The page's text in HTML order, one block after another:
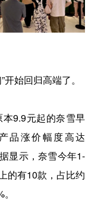
始回归高端了。
9.9元起的奈雪早
品涨价幅度高达
显示，奈雪今年1-
的有10款，占比约